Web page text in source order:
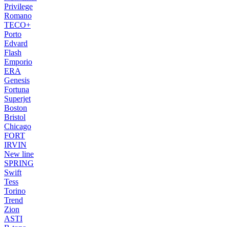
Privilege
Romano
TECO+
Porto
Edvard
Flash
Emporio
ERA
Genesis
Fortuna
Superjet
Boston
Bristol
Chicago
FORT
IRVIN
New line
SPRING
Swift
Tess
Torino
Trend
Zion
ASTI